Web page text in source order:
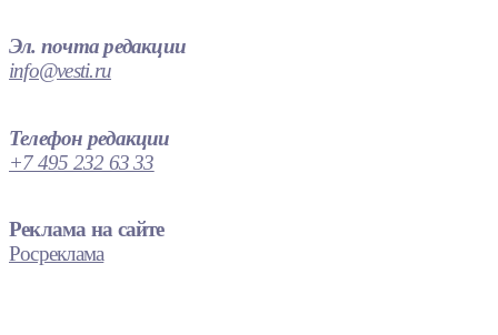
Эл. почта редакции
info@vesti.ru
Телефон редакции
+7 495 232 63 33
Реклама на сайте
Росреклама